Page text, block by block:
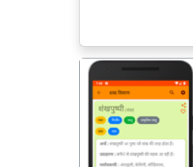
पिछला